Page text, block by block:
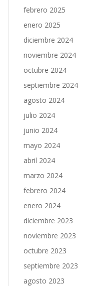
febrero 2025
enero 2025
diciembre 2024
noviembre 2024
octubre 2024
septiembre 2024
agosto 2024
julio 2024
junio 2024
mayo 2024
abril 2024
marzo 2024
febrero 2024
enero 2024
diciembre 2023
noviembre 2023
octubre 2023
septiembre 2023
agosto 2023